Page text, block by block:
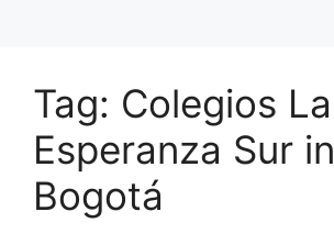
Tag: Colegios La
Esperanza Sur in
Bogotá